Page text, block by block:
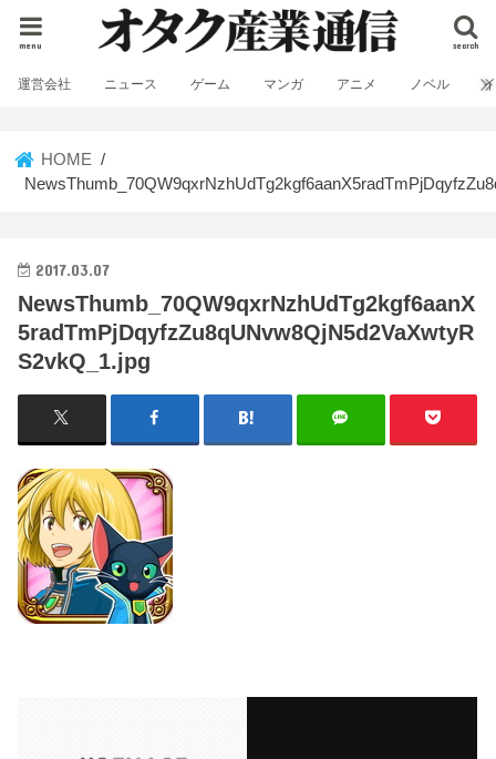
search
menu
運営会社 ニュース ゲーム マンガ アニメ ノベル
HOME
2017.03.07
NewsThumb_70QW9qxrNzhUdTg2kgf6aanX
5radTmPjDqyfzZu8qUNvw8QjN5d2VaXwtyR
S2vkQ_1.jpg